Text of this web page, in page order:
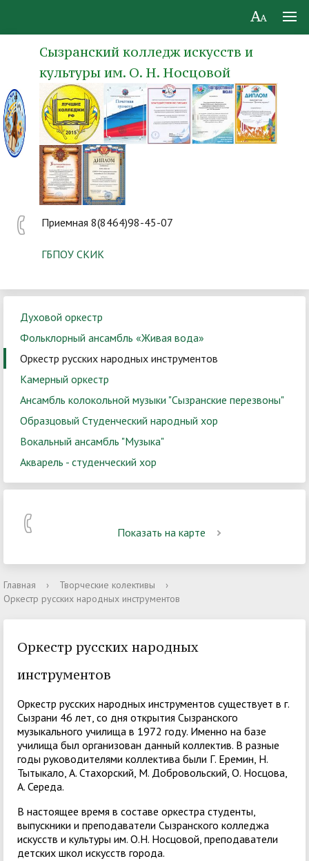
Сызранский колледж искусств и
культуры им. О. Н. Носцовой
Приемная 8(8464)98-45-07
ГБПОУ СКИК
Духовой оркестр
Фольклорный ансамбль «Живая вода»
Оркестр русских народных инструментов
Камерный оркестр
Ансамбль колокольной музыки "Сызранские перезвоны"
Образцовый Студенческий народный хор
Вокальный ансамбль "Музыка"
Акварель - студенческий хор
Показать на карте
Главная › Творческие колективы
›
Оркестр русских народных инструментов
Оркестр русских народных
инструментов
Оркестр русских народных инструментов существует в г.
Сызрани 46 лет, со дня открытия Сызранского
музыкального училища в 1972 году. Именно на базе
училища был организован данный коллектив. В разные
годы руководителями коллектива были Г. Еремин, Н.
Тытыкало, А. Стахорский, М. Добровольский, О. Носцова,
А. Середа.
В настоящее время в составе оркестра студенты,
выпускники и преподаватели Сызранского колледжа
искусств и культуры им. О.Н. Носцовой, преподаватели
детских школ искусств города.